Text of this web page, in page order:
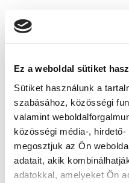
Ez a weboldal sütiket
Sütiket használunk a
szabásához, közösségi
valamint
közösségi média-,
megosztjuk az Ön
adatait, akik
adatokkal, amelyeket Ön